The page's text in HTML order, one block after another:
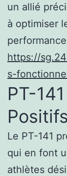
un allié
à optimiser
https://
s-
PT-
Le PT-141
qui en font
athlètes